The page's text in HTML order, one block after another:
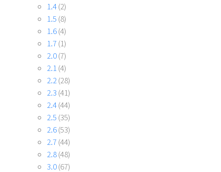
1.4(2)
1.5 (8)
1.6(4)
1.7 (1)
2.0(7)
2.1 (4)
2.2 (28)
2.3 (41)
2.4(44)
2.5 (35)
2.6(53)
2.7 (44)
2.8(48)
3.0(67)